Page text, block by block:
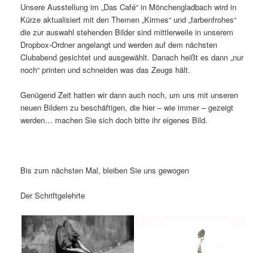
Unsere Ausstellung im „Das Café“ in Mönchengladbach wird in
Kürze aktualisiert mit den Themen „Kirmes“ und „farbenfrohes“
die zur auswahl stehenden Bilder sind mittlerweile in unserem
Dropbox-Ordner angelangt und werden auf dem nächsten
Clubabend gesichtet und ausgewählt. Danach heißt es dann „nur
noch“ printen und schneiden was das Zeugs hält.
Genügend Zeit hatten wir dann auch noch, um uns mit unseren
neuen Bildern zu beschäftigen, die hier – wie immer – gezeigt
werden… machen Sie sich doch bitte ihr eigenes Bild.
Bis zum nächsten Mal, bleiben Sie uns gewogen
Der Schriftgelehrte